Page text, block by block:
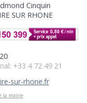
Cinquin
SUR RHONE
+33 4 72 49 21
sur-rhone.fr
la mairie